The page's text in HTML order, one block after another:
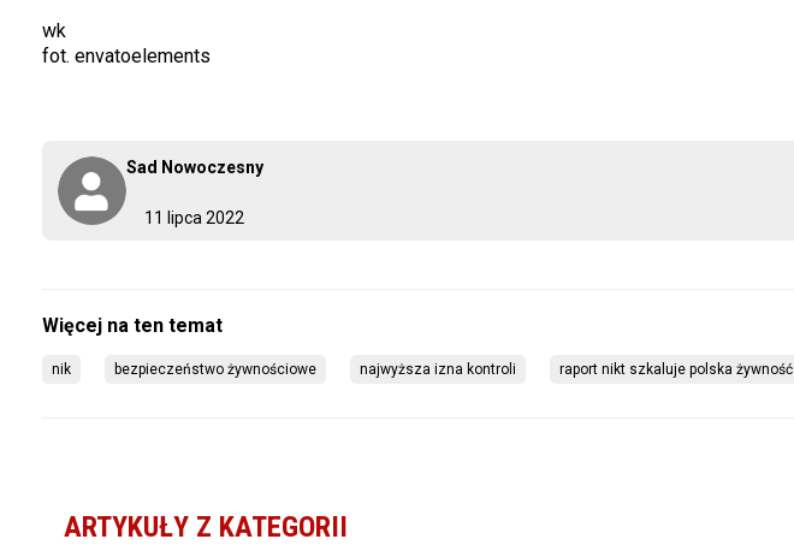
11 lipca 2022
Sad Nowoczesny
wk
fot. envatoelements
nik bezpieczeństwo żywnościowe najwyższa izna kontroli raport nikt szkaluje polska żywność
ARTYKUŁY Z KATEGORII